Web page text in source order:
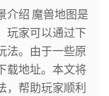
介绍 魔兽地图是
玩家可以通过下
法。由于一些原
载地址。本文将
，帮助玩家顺利